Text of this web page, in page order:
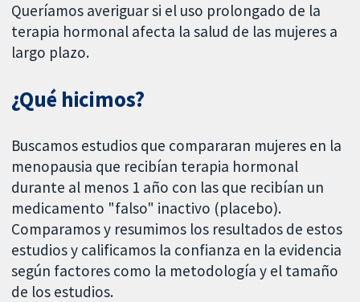
Queríamos averiguar si el uso prolongado de la
terapia hormonal afecta la salud de las mujeres a
largo plazo.
¿Qué hicimos?
Buscamos estudios que compararan mujeres en la
menopausia que recibían terapia hormonal
durante al menos 1 año con las que recibían un
medicamento "falso" inactivo (placebo).
Comparamos y resumimos los resultados de estos
estudios y calificamos la confianza en la evidencia
según factores como la metodología y el tamaño
de los estudios.